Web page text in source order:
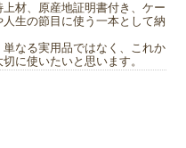
材、原産地証明書付き、ケー
生の節目に使う一本として納
単なる実用品ではなく、これか
に使いたいと思います。